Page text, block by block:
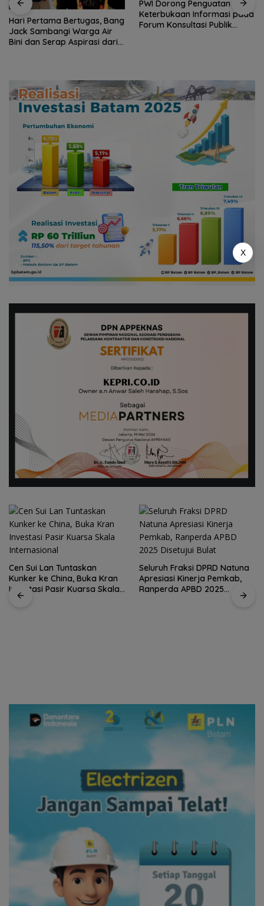
Hari Pertama Bertugas, Bang
Jack Sambangi Warga Air
Bini dan Serap Aspirasi dari
PWI Dorong Penguatan
Keterbukaan Informasi pada
Forum Konsultasi Publik
Cen Sui Lan Tuntaskan
Kunker ke China, Buka Kran
Investasi Pasir Kuarsa Skala
Internasional
Seluruh Fraksi DPRD Natuna
Apresiasi Kinerja Pemkab,
Ranperda APBD 2025
X